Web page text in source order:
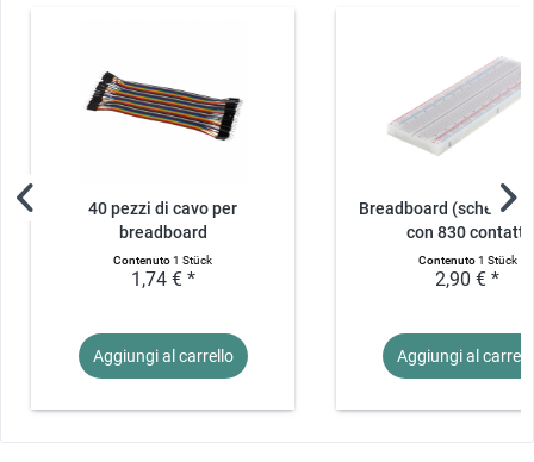
40 pezzi di cavo per
breadboard
maschio/maschio...
Contenuto1 Stück
1,74 € *
Aggiungi al carrello
Breadboard (scheda
con 830 contatti
Contenuto1 Stück
2,90 € *
Aggiungi al